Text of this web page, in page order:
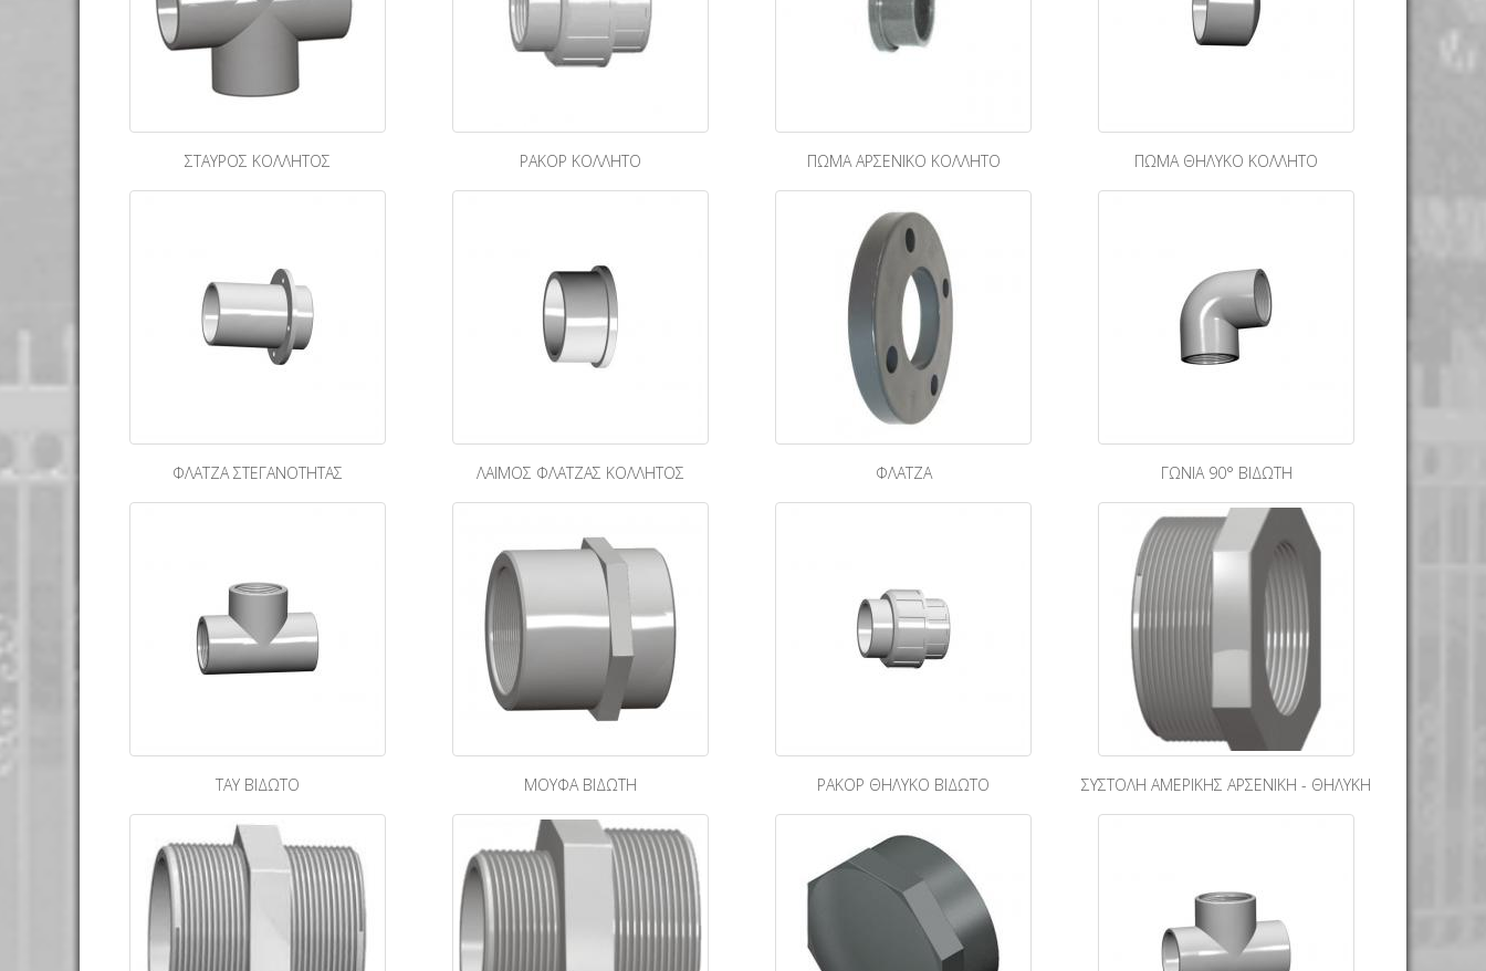
ΣΤΑΥΡΟΣ ΚΟΛΛΗΤΟΣ ΡΑΚΟΡ ΚΟΛΛΗΤΟ ΠΩΜΑ ΑΡΣΕΝΙΚΟ ΚΟΛΛΗΤΟ ΠΩΜΑ ΘΗΛΥΚΟ ΚΟΛΛΗΤΟ
ΦΛΑΤΖΑ ΣΤΕΓΑΝΟΤΗΤΑΣ ΛΑΙΜΟΣ ΦΛΑΤΖΑΣ ΚΟΛΛΗΤΟΣ ΦΛΑΤΖΑ ΓΩΝΙΑ 90° ΒΙΔΩΤΗ
ΤΑΥ ΒΙΔΩΤΟ ΜΟΥΦΑ ΒΙΔΩΤΗ ΡΑΚΟΡ ΘΗΛΥΚΟ ΒΙΔΩΤΟ ΣΥΣΤΟΛΗ ΑΜΕΡΙΚΗΣ ΑΡΣΕΝΙΚΗ - ΘΗΛΥΚΗ